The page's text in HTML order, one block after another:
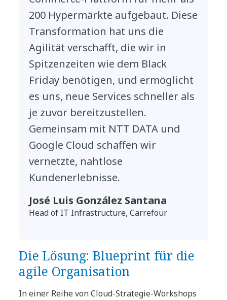
200 Hypermärkte aufgebaut. Diese
Transformation hat uns die
Agilität verschafft, die wir in
Spitzenzeiten wie dem Black
Friday benötigen, und ermöglicht
es uns, neue Services schneller als
je zuvor bereitzustellen.
Gemeinsam mit NTT DATA und
Google Cloud schaffen wir
vernetzte, nahtlose
Kundenerlebnisse.
José Luis González Santana
Head of IT Infrastructure, Carrefour
Die Lösung: Blueprint für die
agile Organisation
In einer Reihe von Cloud-Strategie-Workshops